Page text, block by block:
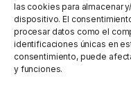
las cookies para almacenar
dispositivo. El
procesar datos como el
identificaciones únicas en
consentimiento, puede
y funciones.